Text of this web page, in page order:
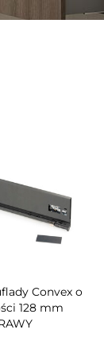
Convex o
128 mm